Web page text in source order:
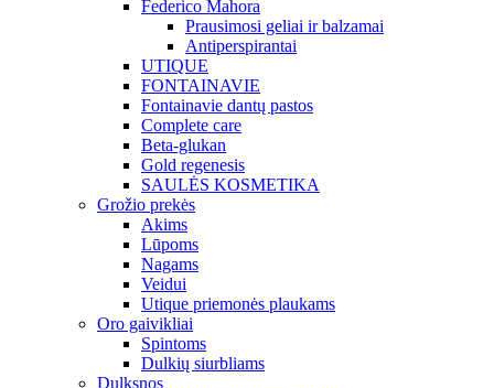
Federico Mahora
Prausimosi geliai ir balzamai
Antiperspirantai
UTIQUE
FONTAINAVIE
Fontainavie dantų pastos
Complete care
Beta-glukan
Gold regenesis
SAULĖS KOSMETIKA
Grožio prekės
Akims
Lūpoms
Nagams
Veidui
Utique priemonės plaukams
Oro gaivikliai
Spintoms
Dulkių siurbliams
Dulksnos